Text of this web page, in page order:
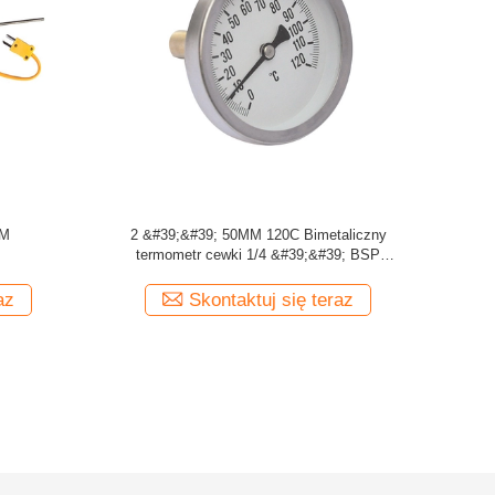
z
Przemysłowe termometry szklane Mercury
100MM 40C 3/4 '' NPT
Skontaktuj się teraz